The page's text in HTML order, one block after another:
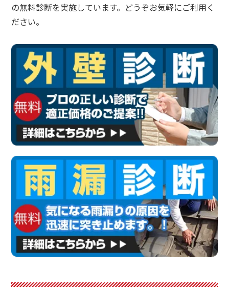
の無料診断を実施しています。どうぞお気軽にご利用く
ださい。